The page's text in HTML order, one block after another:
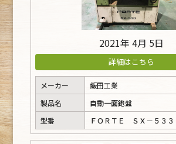
2021年 4月 5日
詳細はこちら
メーカー
飯田工業
製品名
自動一面鉋盤
型番
ＦＯＲＴＥ ＳＸ－５３３